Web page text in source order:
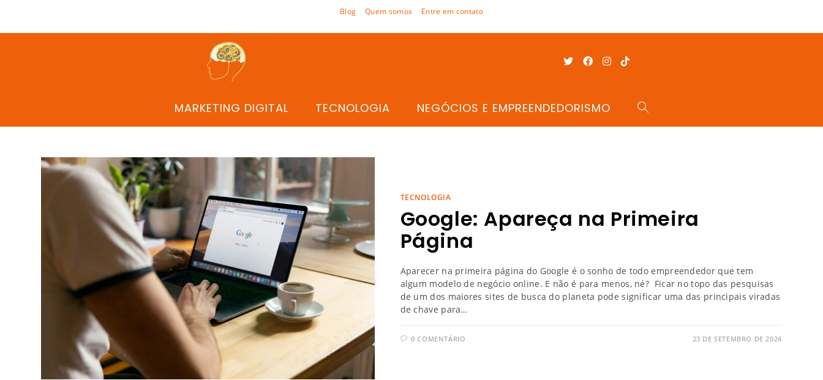
Blog Quem somos Entre em contato
MARKETING DIGITAL TECNOLOGIA NEGÓCIOS E EMPREENDEDORISMO
TECNOLOGIA
Google: Apareça na Primeira
Página
Aparecer na primeira página do Google é o sonho de todo empreendedor que tem
algum modelo de negócio online. E não é para menos, né? Ficar no topo das pesquisas
de um dos maiores sites de busca do planeta pode significar uma das principais viradas
de chave para…
0 COMENTÁRIO 23 DE SETEMBRO DE 2024